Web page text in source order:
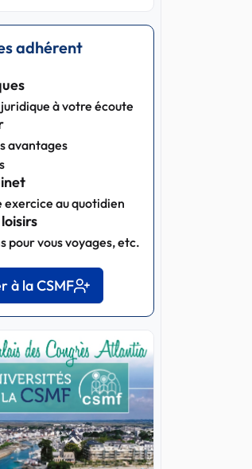
adhérent
à votre écoute
avantages
au quotidien
pour vous voyages, etc.
à la CSMF